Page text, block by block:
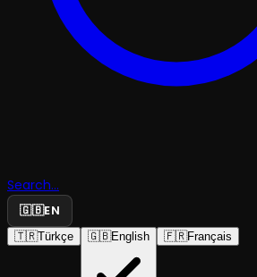
Search...
🇬🇧EN
🇹🇷Türkçe 🇬🇧English 🇫🇷Français